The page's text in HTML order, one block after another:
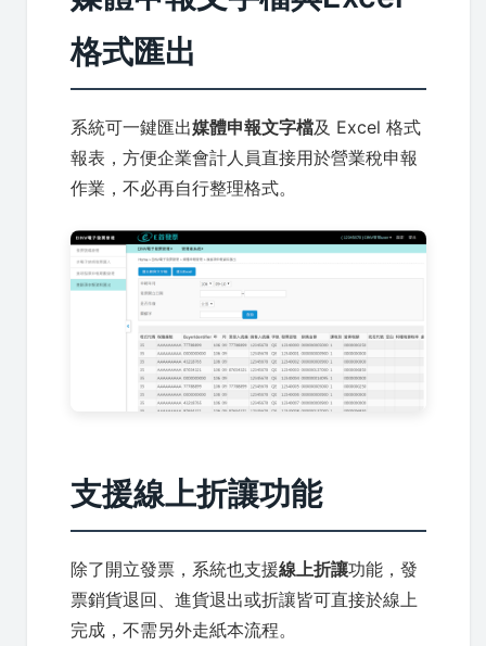
格式匯出
系統可一鍵匯出媒體申報文字檔及 Excel 格式
報表，方便企業會計人員直接用於營業稅申報
作業，不必再自行整理格式。
支援線上折讓功能
除了開立發票，系統也支援線上折讓功能，發
票銷貨退回、進貨退出或折讓皆可直接於線上
完成，不需另外走紙本流程。